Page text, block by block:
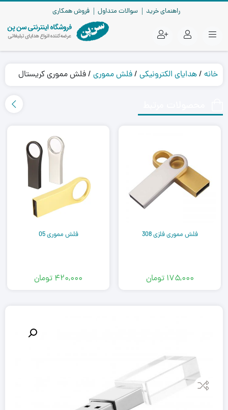
راهنمای خرید سوالات متداول فروش همکاری
خانه /هدایای الکترونیکی /فلش مموری / فلش مموری کریستال
فلش مموری فلزی 308
۱۷۵,۰۰۰ تومان
فلش مموری 05
۴۲۰,۰۰۰ تومان